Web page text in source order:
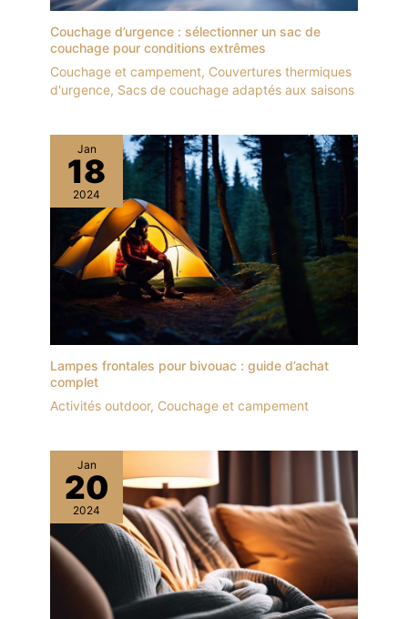
Couchage d’urgence : sélectionner un sac de
couchage pour conditions extrêmes
Couchage et campement, Couvertures thermiques
d'urgence, Sacs de couchage adaptés aux saisons
Jan
18
2024
Lampes frontales pour bivouac : guide d’achat
complet
Activités outdoor, Couchage et campement
Jan
20
2024